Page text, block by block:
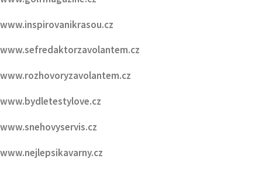
www.rozhovoryzavolantem.cz
www.bydletestylove.cz
www.snehovyservis.cz
www.nejlepsikavarny.cz
www.letniservis.cz
www.HMGmagazine.cz